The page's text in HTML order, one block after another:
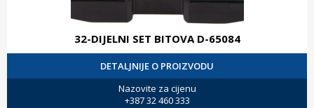
32-DIJELNI SET BITOVA D-65084
DETALJNIJE O PROIZVODU
Nazovite za cijenu
+387 32 460 333